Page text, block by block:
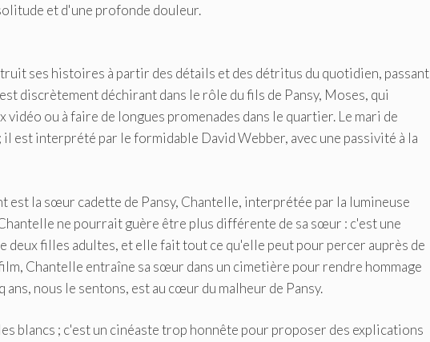
et d'une profonde douleur.
ses histoires à partir des détails et des détritus du quotidien, passant
discrètement déchirant dans le rôle du fils de Pansy, Moses, qui
vidéo ou à faire de longues promenades dans le quartier. Le mari de
est interprété par le formidable David Webber, avec une passivité à la
est la sœur cadette de Pansy, Chantelle, interprétée par la lumineuse
ne pourrait guère être plus différente de sa sœur : c'est une
deux filles adultes, et elle fait tout ce qu'elle peut pour percer auprès de
Chantelle entraîne sa sœur dans un cimetière pour rendre hommage
nous le sentons, est au cœur du malheur de Pansy.
blancs ; c'est un cinéaste trop honnête pour proposer des explications